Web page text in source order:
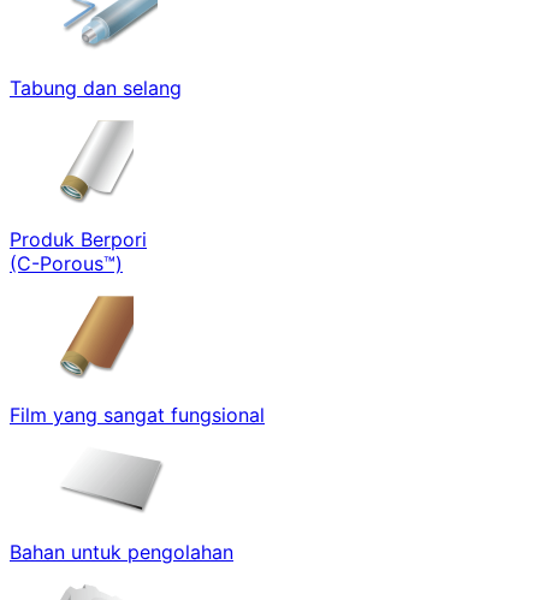
Tabung dan selang
Produk Berpori
(C-Porous™)
Film yang sangat fungsional
Bahan untuk pengolahan